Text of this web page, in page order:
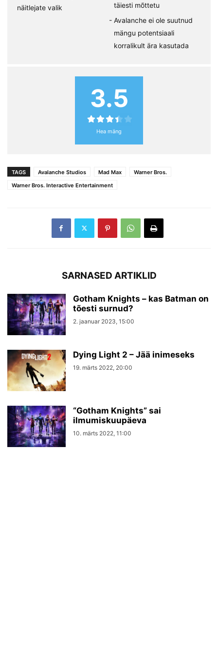
näitlejate valik
täiesti mõttetu
Avalanche ei ole suutnud
mängu potentsiaali
korralikult ära kasutada
3.5
Hea mäng
TAGS Avalanche Studios Mad Max
Warner Bros.
Warner Bros. Interactive Entertainment
SARNASED ARTIKLID
Gotham Knights – kas Batman on
tõesti surnud?
2. jaanuar 2023, 15:00
Dying Light 2 – Jää inimeseks
19. märts 2022, 20:00
“Gotham Knights” sai
ilmumiskuupäeva
10. märts 2022, 11:00